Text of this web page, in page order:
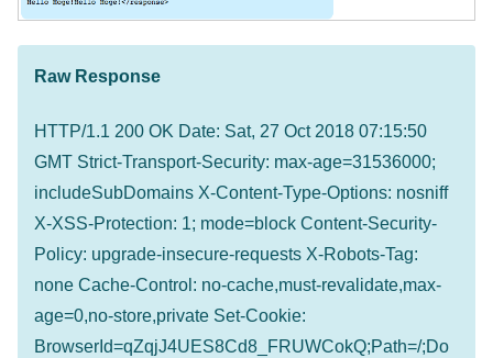
Raw Response
HTTP/1.1 200 OK Date: Sat, 27 Oct 2018 07:15:50
GMT Strict-Transport-Security: max-age=31536000;
includeSubDomains X-Content-Type-Options: nosniff
X-XSS-Protection: 1; mode=block Content-Security-
Policy: upgrade-insecure-requests X-Robots-Tag:
none Cache-Control: no-cache,must-revalidate,max-
age=0,no-store,private Set-Cookie:
BrowserId=qZqjJ4UES8Cd8_FRUWCokQ;Path=/;Do